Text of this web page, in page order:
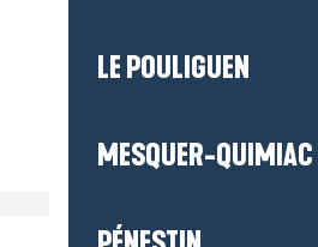
LE POULIGUEN
MESQUER-QUIMIAC